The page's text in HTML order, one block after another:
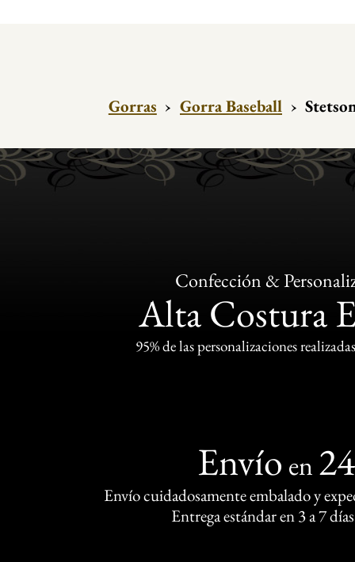
Gorras › Gorra Baseball ›
Confección &
Alta Costura
95% de las personalizaciones
Envío en
Envío cuidadosamente embalado y
Entrega estándar en 3 a 7